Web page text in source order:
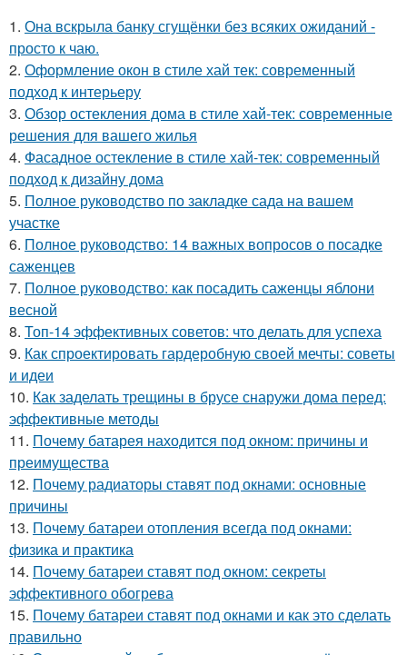
1. Она вскрыла банку сгущёнки без всяких ожиданий -
просто к чаю.
2. Оформление окон в стиле хай тек: современный
подход к интерьеру
3. Обзор остекления дома в стиле хай-тек: современные
решения для вашего жилья
4. Фасадное остекление в стиле хай-тек: современный
подход к дизайну дома
5. Полное руководство по закладке сада на вашем
участке
6. Полное руководство: 14 важных вопросов о посадке
саженцев
7. Полное руководство: как посадить саженцы яблони
весной
8. Топ-14 эффективных советов: что делать для успеха
9. Как спроектировать гардеробную своей мечты: советы
и идеи
10. Как заделать трещины в брусе снаружи дома перед:
эффективные методы
11. Почему батарея находится под окном: причины и
преимущества
12. Почему радиаторы ставят под окнами: основные
причины
13. Почему батареи отопления всегда под окнами:
физика и практика
14. Почему батареи ставят под окном: секреты
эффективного обогрева
15. Почему батареи ставят под окнами и как это сделать
правильно